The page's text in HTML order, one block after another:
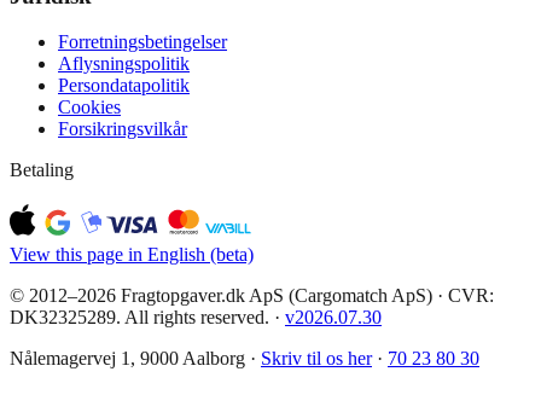
Forretningsbetingelser
Aflysningspolitik
Persondatapolitik
Cookies
Forsikringsvilkår
Betaling
View this page in English (beta)
© 2012–2026 Fragtopgaver.dk ApS (Cargomatch ApS) · CVR:
DK32325289. All rights reserved. · v2026.07.30
Nålemagervej 1, 9000 Aalborg · Skriv til os her · 70 23 80 30